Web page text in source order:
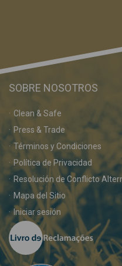
SOBRE NOSOTROS
Clean & Safe
Press & Trade
Términos y Condiciones
Política de Privacidad
Resolución de Conflicto
Mapa del Sitio
Iniciar sesión